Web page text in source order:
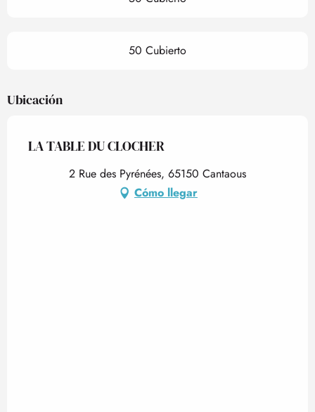
50 Cubierto
Ubicación
LA TABLE DU CLOCHER
2 Rue des Pyrénées, 65150 Cantaous
Cómo llegar